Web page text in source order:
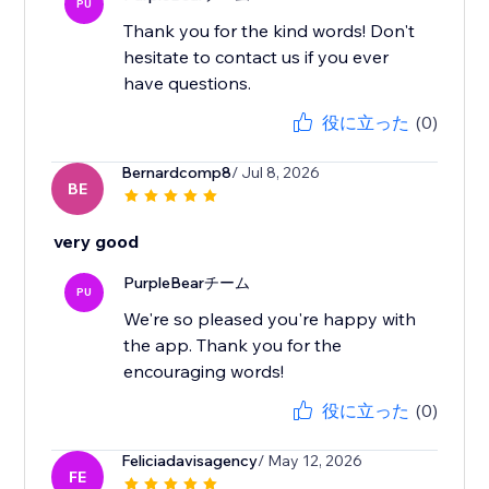
PU
Thank you for the kind words! Don't
hesitate to contact us if you ever
have questions.
役に立った (0)
BE
Bernardcomp8/ Jul 8, 2026
very good
PU PurpleBearチーム
We're so pleased you're happy with
the app. Thank you for the
encouraging words!
役に立った (0)
FE
Feliciadavisagency/ May 12, 2026